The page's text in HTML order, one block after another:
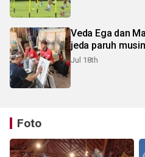
Veda Ega dan
jeda paruh
Jul 18th
Foto